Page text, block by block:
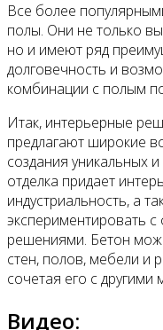
Все более
полы. Они не только
но и имеют ряд
долговечность и
комбинации с полым
Итак, интерьерные
предлагают широкие
создания уникальных
отделка придает
индустриальность, а
экспериментировать
решениями. Бетон
стен, полов, мебели и
сочетая его с другими
Видео: